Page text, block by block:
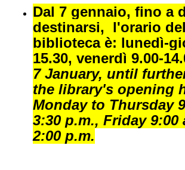
Dal 7 gennaio, fino a
destinarsi, l'orario
biblioteca è: lunedì-
15.30, venerdì 9.00-
7 January, until
the library's opening
Monday to Thursday
3:30 p.m., Friday 9:00
2:00 p.m.